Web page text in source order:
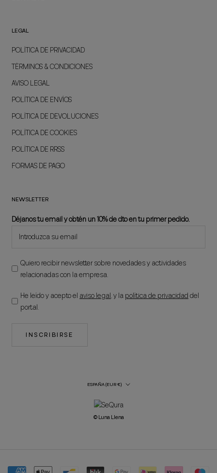
LEGAL
POLÍTICA DE PRIVACIDAD
TÉRMINOS & CONDICIONES
AVISO LEGAL
POLÍTICA DE ENVÍOS
POLÍTICA DE DEVOLUCIONES
POLÍTICA DE COOKIES
POLÍTICA DE RRSS
FORMAS DE PAGO
NEWSLETTER
Déjanos tu email y obtén un 10% de dto en tu primer pedido.
Quiero recibir newsletter sobre novedades y actividades
relacionadas con la empresa.
He leído y acepto elaviso legal, y lapolítica de privacidaddel
portal.
INSCRIBIRSE
País/región
ESPAÑA (EUR €)
© Luna Llena